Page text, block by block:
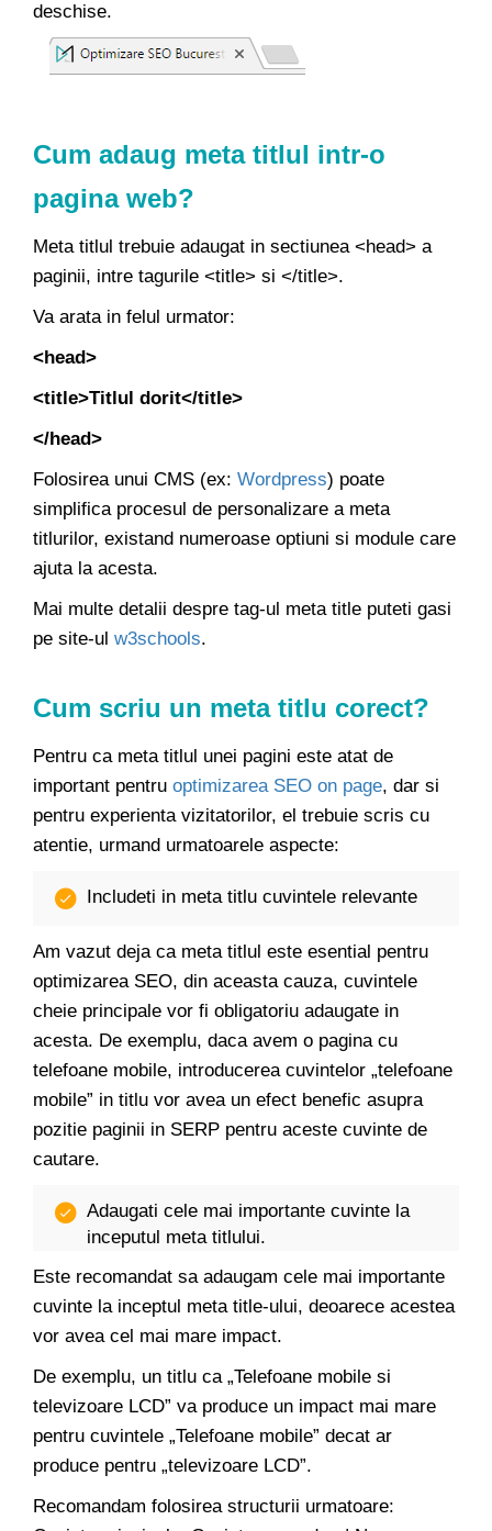
deschise.
Cum adaug meta titlul intr-o
pagina web?
Meta titlul trebuie adaugat in sectiunea <head> a
paginii, intre tagurile <title> si </title>.
Va arata in felul urmator:
<head>
<title>Titlul dorit</title>
</head>
Folosirea unui CMS (ex: Wordpress) poate
simplifica procesul de personalizare a meta
titlurilor, existand numeroase optiuni si module care
ajuta la acesta.
Mai multe detalii despre tag-ul meta title puteti gasi
pe site-ul w3schools.
Cum scriu un meta titlu corect?
Pentru ca meta titlul unei pagini este atat de
important pentru optimizarea SEO on page, dar si
pentru experienta vizitatorilor, el trebuie scris cu
atentie, urmand urmatoarele aspecte:
Includeti in meta titlu cuvintele relevante
Am vazut deja ca meta titlul este esential pentru
optimizarea SEO, din aceasta cauza, cuvintele
cheie principale vor fi obligatoriu adaugate in
acesta. De exemplu, daca avem o pagina cu
telefoane mobile, introducerea cuvintelor „telefoane
mobile” in titlu vor avea un efect benefic asupra
pozitie paginii in SERP pentru aceste cuvinte de
cautare.
Adaugati cele mai importante cuvinte la
inceputul meta titlului.
Este recomandat sa adaugam cele mai importante
cuvinte la inceptul meta title-ului, deoarece acestea
vor avea cel mai mare impact.
De exemplu, un titlu ca „Telefoane mobile si
televizoare LCD” va produce un impact mai mare
pentru cuvintele „Telefoane mobile” decat ar
produce pentru „televizoare LCD”.
Recomandam folosirea structurii urmatoare: